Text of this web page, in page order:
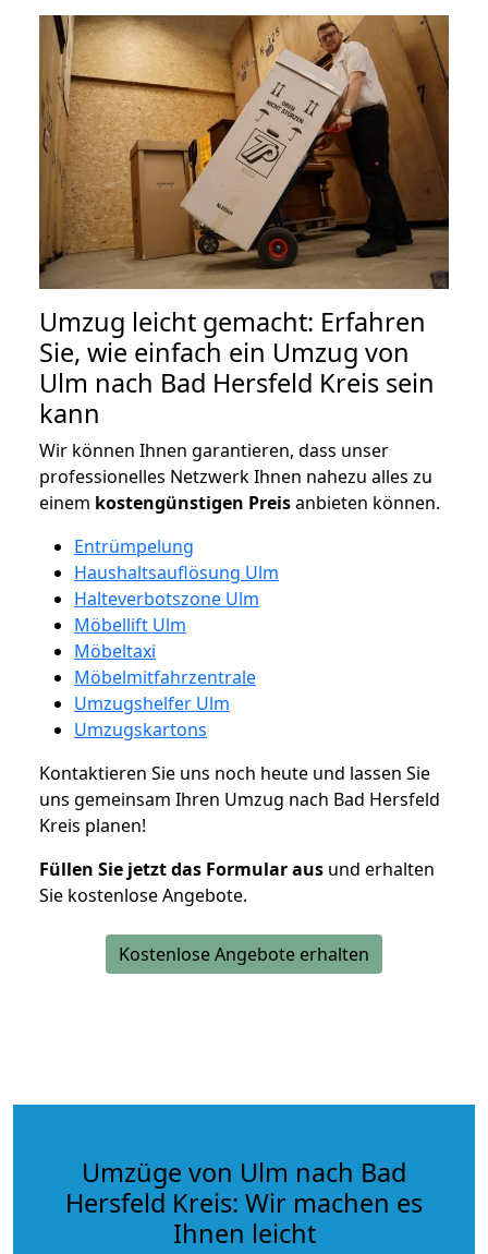
Umzug leicht gemacht: Erfahren
Sie, wie einfach ein Umzug von
Ulm nach Bad Hersfeld Kreis sein
kann
Wir können Ihnen garantieren, dass unser
professionelles Netzwerk Ihnen nahezu alles zu
einem kostengünstigen Preisanbieten können.
Entrümpelung
Haushaltsauflösung Ulm
Halteverbotszone Ulm
Möbellift Ulm
Möbeltaxi
Möbelmitfahrzentrale
Umzugshelfer Ulm
Umzugskartons
Kontaktieren Sie uns noch heute und lassen Sie
uns gemeinsam Ihren Umzug nach Bad Hersfeld
Kreis planen!
Füllen Sie jetzt das Formular aus und erhalten
Sie kostenlose Angebote.
Kostenlose Angebote erhalten
Umzüge von Ulm nach Bad
Hersfeld Kreis: Wir machen es
Ihnen leicht